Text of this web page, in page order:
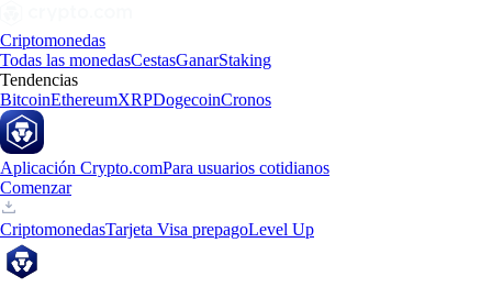
Criptomonedas
Todas las monedasCestasGanarStaking
Tendencias
BitcoinEthereumXRPDogecoinCronos
Aplicación Crypto.comPara usuarios cotidianos
Comenzar
CriptomonedasTarjeta Visa prepagoLevel Up